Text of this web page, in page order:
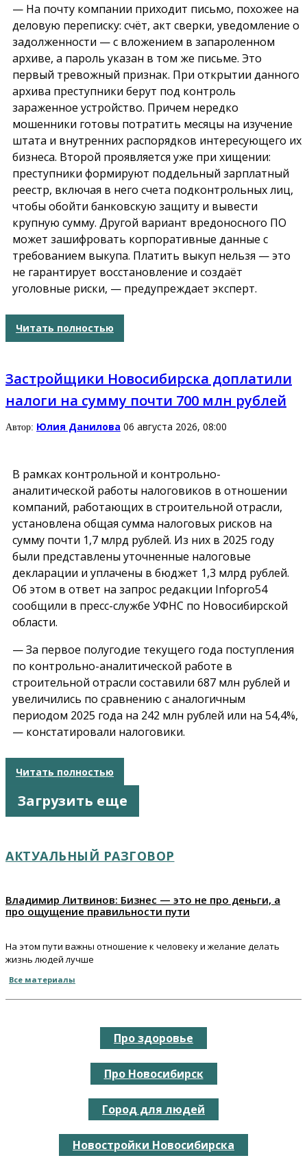
— На почту компании приходит письмо, похожее на
деловую переписку: счёт, акт сверки, уведомление о
задолженности — с вложением в запароленном
архиве, а пароль указан в том же письме. Это
первый тревожный признак. При открытии данного
архива преступники берут под контроль
зараженное устройство. Причем нередко
мошенники готовы потратить месяцы на изучение
штата и внутренних распорядков интересующего их
бизнеса. Второй проявляется уже при хищении:
преступники формируют поддельный зарплатный
реестр, включая в него счета подконтрольных лиц,
чтобы обойти банковскую защиту и вывести
крупную сумму. Другой вариант вредоносного ПО
может зашифровать корпоративные данные с
требованием выкупа. Платить выкуп нельзя — это
не гарантирует восстановление и создаёт
уголовные риски, — предупреждает эксперт.
Читать полностью
Застройщики Новосибирска доплатили
налоги на сумму почти 700 млн рублей
Автор: Юлия Данилова 06 августа 2026, 08:00
В рамках контрольной и контрольно-
аналитической работы налоговиков в отношении
компаний, работающих в строительной отрасли,
установлена общая сумма налоговых рисков на
сумму почти 1,7 млрд рублей. Из них в 2025 году
были представлены уточненные налоговые
декларации и уплачены в бюджет 1,3 млрд рублей.
Об этом в ответ на запрос редакции Infopro54
сообщили в пресс-службе УФНС по Новосибирской
области.
— За первое полугодие текущего года поступления
по контрольно-аналитической работе в
строительной отрасли составили 687 млн рублей и
увеличились по сравнению с аналогичным
периодом 2025 года на 242 млн рублей или на 54,4%,
— констатировали налоговики.
Читать полностью
Загрузить еще
АКТУАЛЬНЫЙ РАЗГОВОР
Владимир Литвинов: Бизнес — это не про деньги, а
про ощущение правильности пути
На этом пути важны отношение к человеку и желание делать
жизнь людей лучше
Все материалы
Про здоровье
Про Новосибирск
Город для людей
Новостройки Новосибирска